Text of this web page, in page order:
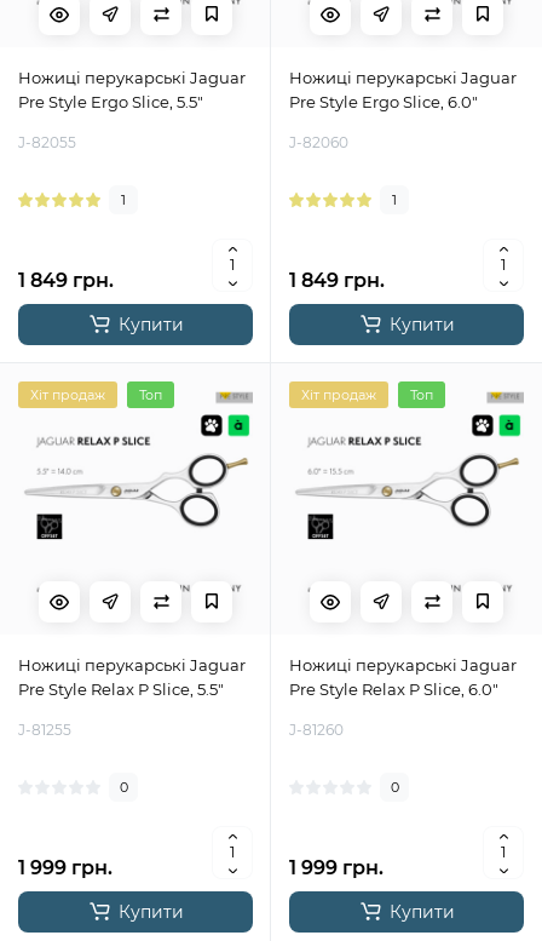
Ножиці перукарські Jaguar
Pre Style Ergo Slice, 5.5"
J-82055
1
1 849 грн.
Купити
Ножиці перукарські Jaguar
Pre Style Ergo Slice, 6.0"
J-82060
1
1 849 грн.
Купити
Хіт продаж Топ
Ножиці перукарські Jaguar
Pre Style Relax P Slice, 5.5"
J-81255
0
1 999 грн.
Купити
Хіт продаж Топ
Ножиці перукарські Jaguar
Pre Style Relax P Slice, 6.0"
J-81260
0
1 999 грн.
Купити